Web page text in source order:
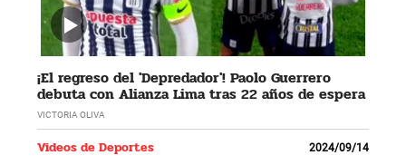
¡El regreso del 'Depredador'! Paolo Guerrero
debuta con Alianza Lima tras 22 años de espera
VICTORIA OLIVA
Videos de Deportes 2024/09/14